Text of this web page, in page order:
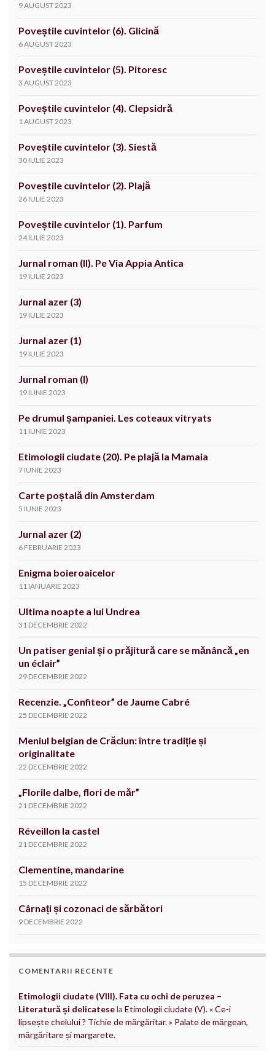
9 AUGUST 2023
Poveștile cuvintelor (6). Glicină
6 AUGUST 2023
Poveștile cuvintelor (5). Pitoresc
3 AUGUST 2023
Poveștile cuvintelor (4). Clepsidră
1 AUGUST 2023
Poveștile cuvintelor (3). Siestă
30 IULIE 2023
Poveștile cuvintelor (2). Plajă
26 IULIE 2023
Poveștile cuvintelor (1). Parfum
24 IULIE 2023
Jurnal roman (II). Pe Via Appia Antica
19 IULIE 2023
Jurnal azer (3)
19 IULIE 2023
Jurnal azer (1)
19 IULIE 2023
Jurnal roman (I)
19 IUNIE 2023
Pe drumul șampaniei. Les coteaux vitryats
11 IUNIE 2023
Etimologii ciudate (20). Pe plajă la Mamaia
7 IUNIE 2023
Carte poștală din Amsterdam
5 IUNIE 2023
Jurnal azer (2)
6 FEBRUARIE 2023
Enigma boieroaicelor
11 IANUARIE 2023
Ultima noapte a lui Undrea
31 DECEMBRIE 2022
Un patiser genial și o prăjitură care se mănâncă „en
un éclair”
29 DECEMBRIE 2022
Recenzie. „Confiteor” de Jaume Cabré
25 DECEMBRIE 2022
Meniul belgian de Crăciun: între tradiție și
originalitate
22 DECEMBRIE 2022
„Florile dalbe, flori de măr”
21 DECEMBRIE 2022
Réveillon la castel
21 DECEMBRIE 2022
Clementine, mandarine
15 DECEMBRIE 2022
Cârnați și cozonaci de sărbători
9 DECEMBRIE 2022
COMENTARII RECENTE
Etimologii ciudate (VIII). Fata cu ochi de peruzea –
Literatură și delicatesela Etimologii ciudate (V). « Ce-i
lipsește chelului ? Tichie de mărgăritar. » Palate de mărgean,
mărgăritare și margarete.